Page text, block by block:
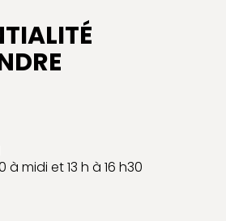
à midi et 13 h à 16 h30